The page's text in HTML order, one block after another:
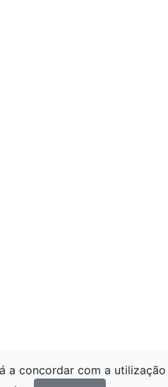
a concordar com a utilização